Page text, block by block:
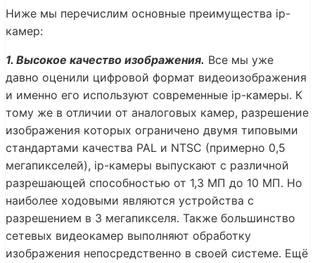
Ниже мы перечислим основные преимущества ip-
камер:
1. Высокое качество изображения. Все мы уже
давно оценили цифровой формат видеоизображения
и именно его используют современные ip-камеры. К
тому же в отличии от аналоговых камер, разрешение
изображения которых ограничено двумя типовыми
стандартами качества PAL и NTSC (примерно 0,5
мегапикселей), ip-камеры выпускают с различной
разрешающей способностью от 1,3 МП до 10 МП. Но
наиболее ходовыми являются устройства с
разрешением в 3 мегапикселя. Также большинство
сетевых видеокамер выполняют обработку
изображения непосредственно в своей системе. Ещё